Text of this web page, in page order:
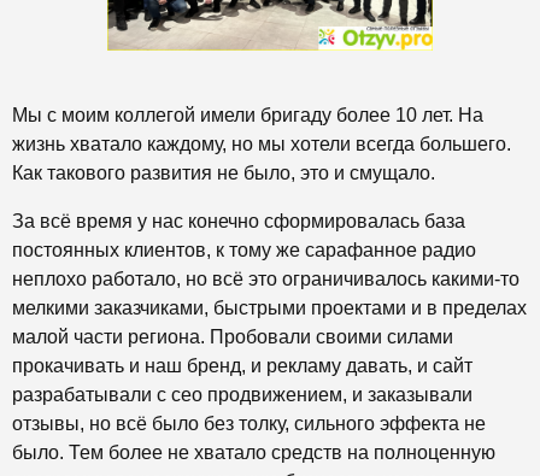
Мы с моим коллегой имели бригаду более 10 лет. На
жизнь хватало каждому, но мы хотели всегда большего.
Как такового развития не было, это и смущало.
За всё время у нас конечно сформировалась база
постоянных клиентов, к тому же сарафанное радио
неплохо работало, но всё это ограничивалось какими-то
мелкими заказчиками, быстрыми проектами и в пределах
малой части региона. Пробовали своими силами
прокачивать и наш бренд, и рекламу давать, и сайт
разрабатывали с сео продвижением, и заказывали
отзывы, но всё было без толку, сильного эффекта не
было. Тем более не хватало средств на полноценную